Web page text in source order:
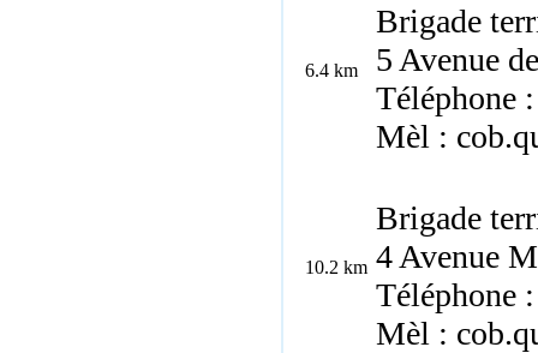
6.4 km
Brigade
5 Avenue
Téléphone
Mèl :
10.2 km
Brigade
4 Avenue
Téléphone
Mèl :